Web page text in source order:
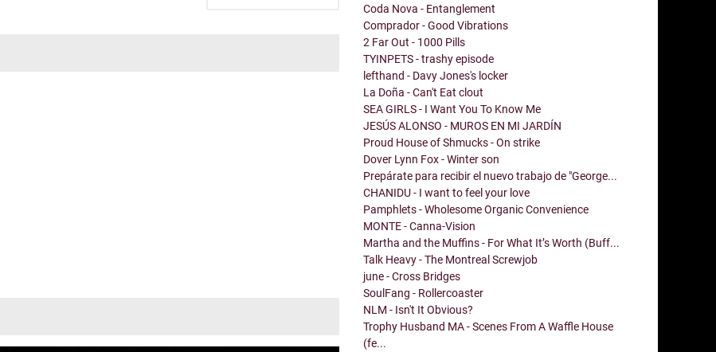
Coda Nova - Entanglement
Comprador - Good Vibrations
2 Far Out - 1000 Pills
TYINPETS - trashy episode
lefthand - Davy Jones's locker
La Doña - Can't Eat clout
SEA GIRLS - I Want You To Know Me
JESÚS ALONSO - MUROS EN MI JARDÍN
Proud House of Shmucks - On strike
Dover Lynn Fox - Winter son
Prepárate para recibir el nuevo trabajo de "George...
CHANIDU - I want to feel your love
Pamphlets - Wholesome Organic Convenience
MONTE - Canna-Vision
Martha and the Muffins - For What It’s Worth (Buff...
Talk Heavy - The Montreal Screwjob
june - Cross Bridges
SoulFang - Rollercoaster
NLM - Isn't It Obvious?
Trophy Husband MA - Scenes From A Waffle House
(fe...